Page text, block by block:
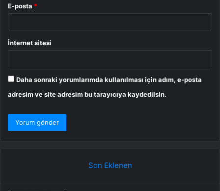
E-posta *
İnternet sitesi
Daha sonraki yorumlarımda kullanılması için adım, e-posta
adresim ve site adresim bu tarayıcıya kaydedilsin.
Son Eklenen